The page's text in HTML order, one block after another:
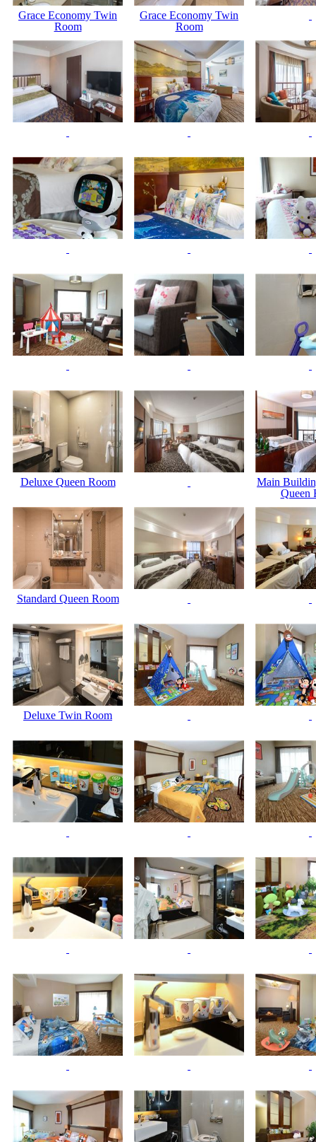
Grace Economy Twin
Room
Grace Economy Twin
Room
Deluxe Queen Room
Main
Queen
Standard Queen Room
Deluxe Twin Room